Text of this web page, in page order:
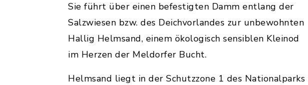
Sie führt über einen befestigten Damm entlang der
Salzwiesen bzw. des Deichvorlandes zur unbewohnten
Hallig Helmsand, einem ökologisch sensiblen Kleinod
im Herzen der Meldorfer Bucht.
Helmsand liegt in der Schutzzone 1 des Nationalparks